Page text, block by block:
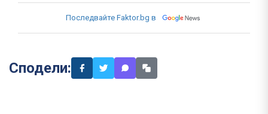
Последвайте Faktor.bg в
Сподели: